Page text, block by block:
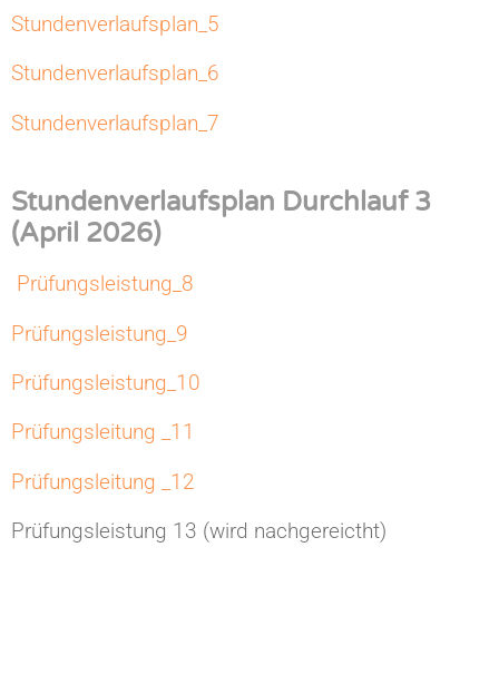
Stundenverlaufsplan_5
Stundenverlaufsplan_6
Stundenverlaufsplan_7
Stundenverlaufsplan Durchlauf 3
(April 2026)
Prüfungsleistung_8
Prüfungsleistung_9
Prüfungsleistung_10
Prüfungsleitung _11
Prüfungsleitung _12
Prüfungsleistung 13 (wird nachgereictht)